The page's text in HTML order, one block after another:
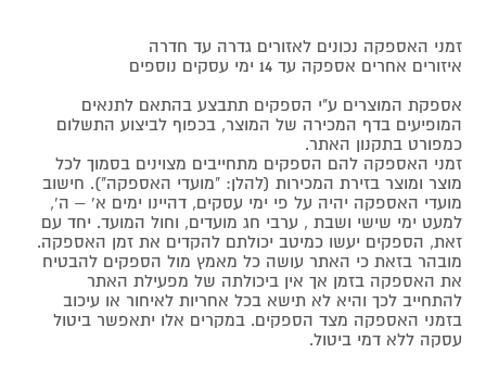
זמני האספקה נכונים לאזורים גדרה עד חדרה
איזורים אחרים אספקה עד 14 ימי עסקים נוספים
אספקת המוצרים ע"י הספקים תתבצע בהתאם לתנאים
המופיעים בדף המכירה של המוצר, בכפוף לביצוע התשלום
כמפורט בתקנון האתר.
זמני האספקה להם הספקים מתחייבים מצוינים בסמוך לכל
מוצר ומוצר בזירת המכירות (להלן: "מועדי האספקה"). חישוב
מועדי האספקה יהיה על פי ימי עסקים, דהיינו ימים א' – ה',
למעט ימי שישי ושבת , ערבי חג מועדים, וחול המועד. יחד עם
זאת, הספקים יעשו כמיטב יכולתם להקדים את זמן האספקה.
מובהר בזאת כי האתר עושה כל מאמץ מול הספקים להבטיח
את האספקה בזמן אך אין ביכולתה של מפעילת האתר
להתחייב לכך והיא לא תישא בכל אחריות לאיחור או עיכוב
בזמני האספקה מצד הספקים. במקרים אלו יתאפשר ביטול
עסקה ללא דמי ביטול.